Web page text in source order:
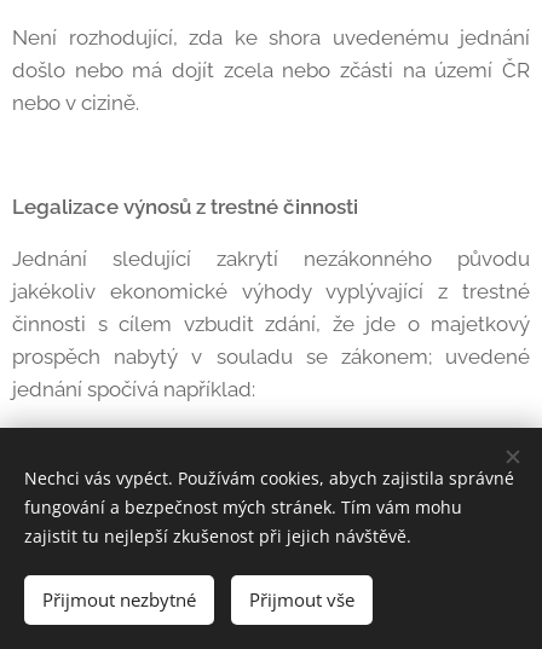
Není rozhodující, zda ke shora uvedenému jednání
došlo nebo má dojít zcela nebo zčásti na území ČR
nebo v cizině.
Legalizace výnosů z trestné činnosti
Jednání sledující zakrytí nezákonného původu
jakékoliv ekonomické výhody vyplývající z trestné
činnosti s cílem vzbudit zdání, že jde o majetkový
prospěch nabytý v souladu se zákonem; uvedené
jednání spočívá například:
že pochází z trestné činnosti, za účelem jeho
utajení nebo zastření jeho původu nebo za
účelem napomáhání osobě, která se účastní
páchání takové činnosti, aby unikla právním
důsledkům svého jednání,
Nechci vás vypéct. Používám cookies, abych zajistila správné
fungování a bezpečnost mých stránek. Tím vám mohu
zajistit tu nejlepší zkušenost při jejich návštěvě.
Přijmout nezbytné Přijmout vše